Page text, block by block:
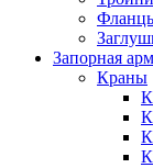
Запорная
Краны